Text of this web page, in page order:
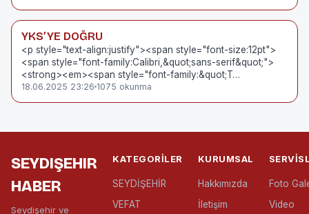
YKS’YE DOĞRU
<p style="text-align:justify"><span style="font-size:12pt">
<span style="font-family:Calibri,&quot;sans-serif&quot;">
<strong><em><span style="font-family:&quot;T…
18.06.2025 23:26 1075 okunma
SEYDIŞEHIR
HABER
Seydişehir ve
KATEGORILER
SEYDİŞEHİR
VEFAT
KURUMSAL
Hakkımızda
İletişim
Foto
Video